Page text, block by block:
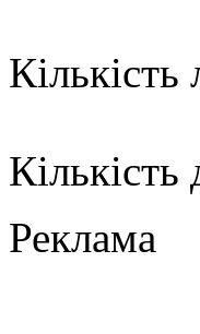
Кількість
Кількість
Реклама